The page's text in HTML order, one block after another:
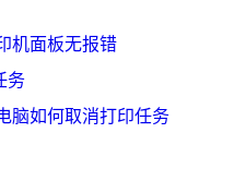
机面板无报错
务
脑如何取消打印任务